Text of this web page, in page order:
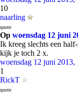
10
naarling
quote:
Op woensdag 12 juni
Ik kreeg slechts een
kijk je toch 2 x.
woensdag 12 juni 2013,
1
RickT
quote: